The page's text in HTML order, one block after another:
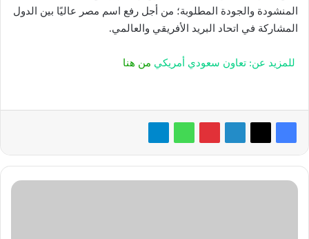
المنشودة والجودة المطلوبة؛ من أجل رفع اسم مصر عاليًا بين الدول
المشاركة في اتحاد البريد الأفريقي والعالمي.
للمزيد عن: تعاون سعودي أمريكي من هنا
تستهدف